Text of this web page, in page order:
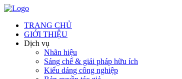
TRANG CHỦ
GIỚI THIỆU
Dịch vụ
Nhãn hiệu
Sáng chế & giải pháp hữu ích
Kiểu dáng công nghiệp